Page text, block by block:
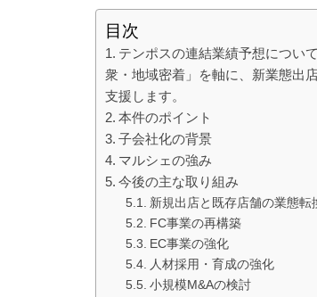
目次
テンポスの連結業績予想につい
衆・地域密着」を軸に、新業態出
支援します。
本件のポイント
子会社化の背景
マルシェの強み
今後の主な取り組み
新規出店と既存店舗の業態転
FC事業の再構築
EC事業の強化
人材採用・育成の強化
小規模M&Aの検討